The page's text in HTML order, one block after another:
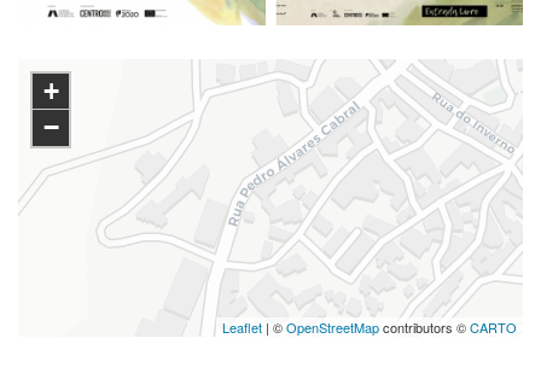
+
−
Leaflet | ©OpenStreetMapcontributors ©CARTO